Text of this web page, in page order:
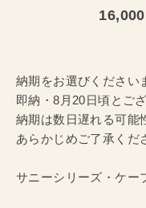
納期をお選びください
即納・8月20日頃とござ
納期は数日遅れる可能
あらかじめご了承くだ
サニーシリーズ・ケー